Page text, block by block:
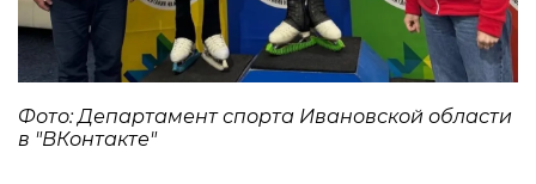
Фото: Департамент спорта Ивановской области
в "ВКонтакте"